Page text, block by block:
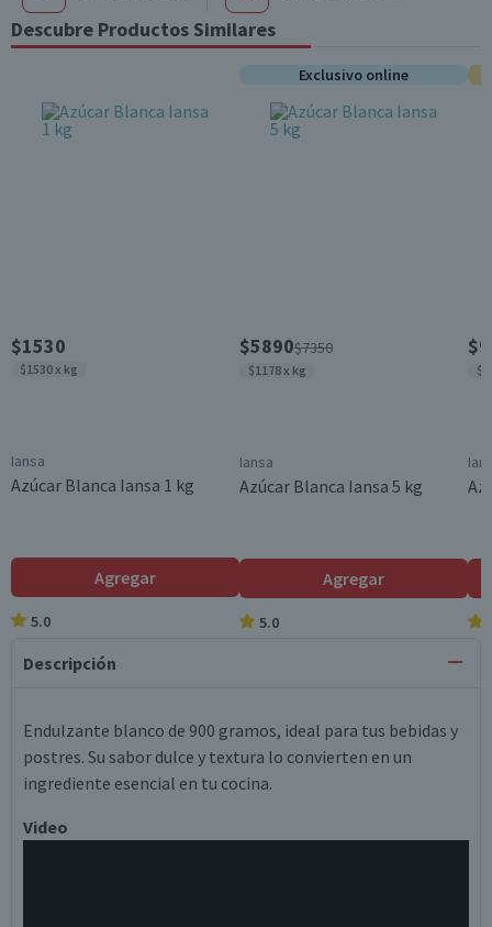
Descubre Productos Similares
$1530
$1530 x kg
Iansa
Azúcar Blanca Iansa 1 kg
Agregar
5.0
Exclusivo online
$5890$7350
$1178 x kg
Iansa
Azúcar Blanca Iansa 5 kg
Agregar
5.0
Descripción
Endulzante blanco de 900 gramos, ideal para tus bebidas y
postres. Su sabor dulce y textura lo convierten en un
ingrediente esencial en tu cocina.
Video